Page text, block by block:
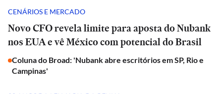
CENÁRIOS E MERCADO
Novo CFO revela limite para aposta do Nubank
nos EUA e vê México com potencial do Brasil
Coluna do Broad: 'Nubank abre escritórios em SP, Rio e
Campinas'